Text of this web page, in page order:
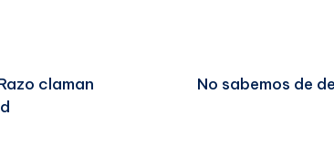
claman
No sabemos de